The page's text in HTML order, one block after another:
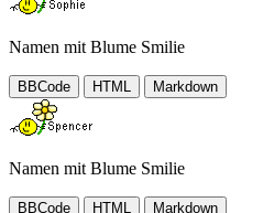
Namen mit Blume Smilie
BBCode HTML Markdown
Namen mit Blume Smilie
BBCode HTML Markdown